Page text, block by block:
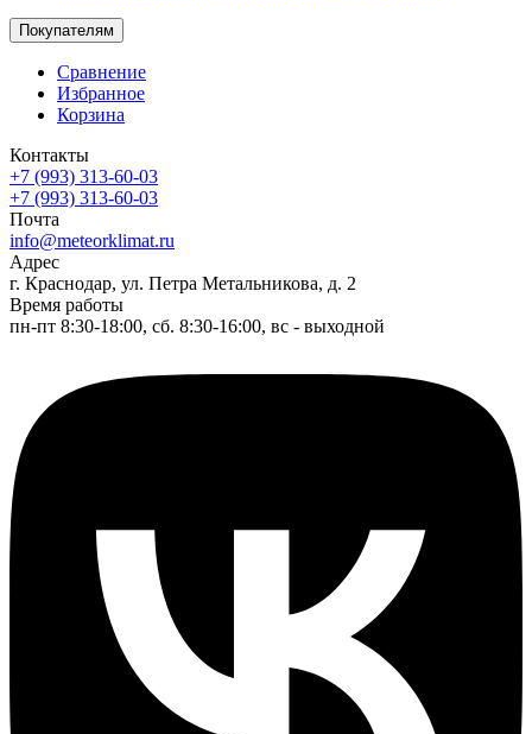
Покупателям
Сравнение
Избранное
Корзина
Контакты
+7 (993) 313-60-03
+7 (993) 313-60-03
Почта
info@meteorklimat.ru
Адрес
г. Краснодар, ул. Петра Метальникова, д. 2
Время работы
пн-пт 8:30-18:00, сб. 8:30-16:00, вс - выходной